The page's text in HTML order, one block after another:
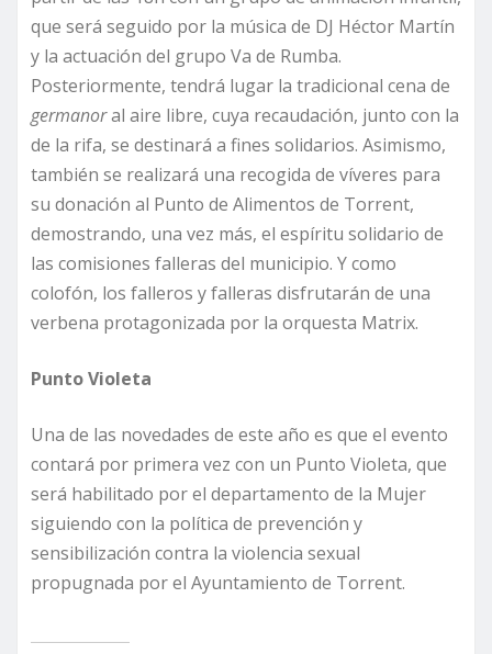
que será seguido por la música de DJ Héctor Martín
y la actuación del grupo Va de Rumba.
Posteriormente, tendrá lugar la tradicional cena de
germanoral aire libre, cuya recaudación, junto con la
de la rifa, se destinará a fines solidarios. Asimismo,
también se realizará una recogida de víveres para
su donación al Punto de Alimentos de Torrent,
demostrando, una vez más, el espíritu solidario de
las comisiones falleras del municipio. Y como
colofón, los falleros y falleras disfrutarán de una
verbena protagonizada por la orquesta Matrix.
Punto Violeta
Una de las novedades de este año es que el evento
contará por primera vez con un Punto Violeta, que
será habilitado por el departamento de la Mujer
siguiendo con la política de prevención y
sensibilización contra la violencia sexual
propugnada por el Ayuntamiento de Torrent.